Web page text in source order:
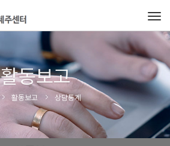
활동보고
활동보고 상담통계